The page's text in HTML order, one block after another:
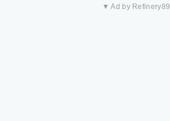
▼ Ad by Refinery89